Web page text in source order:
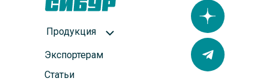
Продукция
Статьи
Экспортерам